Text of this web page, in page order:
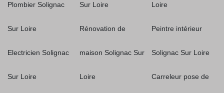
Plombier Solignac
Sur Loire
Electricien Solignac
Sur Loire
Sur Loire
Rénovation de
maison Solignac Sur
Loire
Loire
Peintre intérieur
Solignac Sur Loire
Carreleur pose de